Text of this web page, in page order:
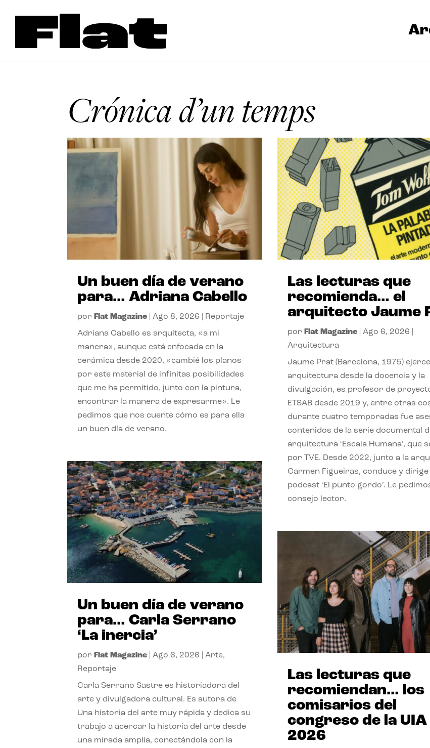
Crónica d’un temps
Un buen día de verano
para… Adriana Cabello
por Flat Magazine |Ago 8, 2026 Reportaje
Adriana Cabello es arquitecta, «a mi
manera», aunque está enfocada en la
cerámica desde 2020, «cambié los planos
por este material de infinitas posibilidades
que me ha permitido, junto con la pintura,
encontrar la manera de expresarme». Le
pedimos que nos cuente cómo es para ella
un buen día de verano.
Un buen día de verano
para… Carla Serrano
‘La inercia’
por Flat Magazine |Ago 6, 2026 |Arte,
Reportaje
Carla Serrano Sastre es historiadora del
arte y divulgadora cultural. Es autora de
Una historia del arte muy rápida y dedica su
trabajo a acercar la historia del arte desde
una mirada amplia, conectándola con la
Las lecturas que
recomienda… el
arquitecto Jaume
por Flat Magazine| Ago 6, 2026
Arquitectura
Jaume Prat (Barcelona, 1975)
arquitectura desde la docencia y la
divulgación, es profesor de
ETSAB desde 2019 y, entre otras
durante cuatro temporadas fue
contenidos de la serie documental
arquitectura ‘Escala Humana’, que
por TVE. Desde 2022, junto a la
Carmen Figueiras, conduce y dirige
podcast ‘El punto gordo’. Le
consejo lector.
Las lecturas que
recomiendan… los
comisarios del
congreso de la UIA
2026